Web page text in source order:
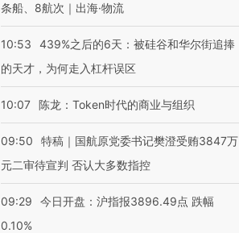
条船、8航次｜出海·物流
10:53
439%之后的6天：被硅谷和华尔街追捧
的天才，为何走入杠杆误区
10:07 陈龙：Token时代的商业与组织
09:50
特稿｜国航原党委书记樊澄受贿3847万
元二审待宣判 否认大多数指控
09:29
今日开盘：沪指报3896.49点 跌幅
0.10%